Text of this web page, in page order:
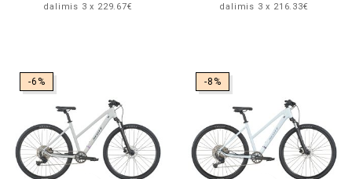
dalimis 3 x 229.67€
dalimis 3 x 216.33€
-6% -8%